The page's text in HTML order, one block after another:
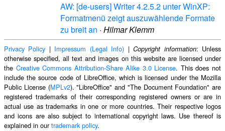
AW: [de-users] Writer 4.2.5.2 unter WinXP:
Formatmenü zeigt auszuwählende Formate
zu breit an · Hilmar Klemm
Privacy Policy | Impressum (Legal Info) |Copyright information: Unless
otherwise specified, all text and images on this website are licensed under
the Creative Commons Attribution-Share Alike 3.0 License. This does not
include the source code of LibreOffice, which is licensed under the Mozilla
Public License (MPLv2). "LibreOffice" and "The Document Foundation" are
registered trademarks of their corresponding registered owners or are in
actual use as trademarks in one or more countries. Their respective logos
and icons are also subject to international copyright laws. Use thereof is
explained in ourtrademark policy.